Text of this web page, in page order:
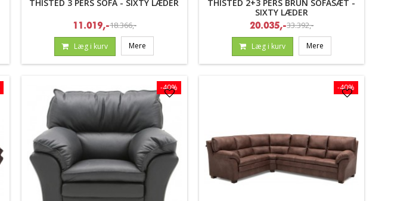
THISTED 3 PERS SOFA - SIXTY LÆDER
11.019,-18.366,-
Læg i kurv Mere
THISTED 2+3 PERS BRUN SOFASÆT -
SIXTY LÆDER
20.035,-33.392,-
Læg i kurv Mere
-40% -40%